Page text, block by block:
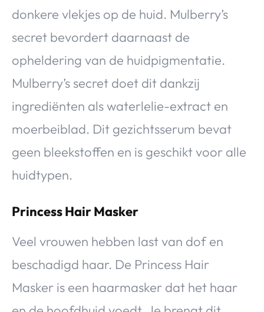
donkere vlekjes op de huid. Mulberry’s
secret bevordert daarnaast de
opheldering van de huidpigmentatie.
Mulberry’s secret doet dit dankzij
ingrediënten als waterlelie-extract en
moerbeiblad. Dit gezichtsserum bevat
geen bleekstoffen en is geschikt voor alle
huidtypen.
Princess Hair Masker
Veel vrouwen hebben last van dof en
beschadigd haar. De Princess Hair
Masker is een haarmasker dat het haar